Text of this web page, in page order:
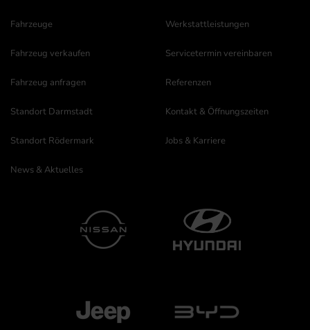
Fahrzeuge
Fahrzeug verkaufen
Fahrzeug anfragen
Werkstattleistungen
Servicetermin vereinbaren
Referenzen
Standort Darmstadt
Standort Rödermark
News & Aktuelles
Kontakt & Öffnungszeiten
Jobs & Karriere